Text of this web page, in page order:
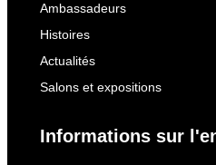
Ambassadeurs
Histoires
Actualités
Salons et expositions
Informations sur